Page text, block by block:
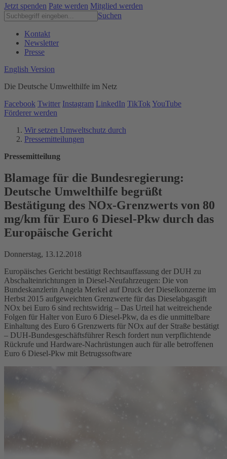
Jetzt spenden Pate werden Mitglied werden
Suchen
Kontakt
Newsletter
Presse
English Version
Die Deutsche Umwelthilfe im Netz
Facebook Twitter Instagram LinkedIn TikTok YouTube
Förderer werden
Wir setzen Umweltschutz durch
Pressemitteilungen
Pressemitteilung
Blamage für die Bundesregierung:
Deutsche Umwelthilfe begrüßt
Bestätigung des NOx-Grenzwerts von 80
mg/km für Euro 6 Diesel-Pkw durch das
Europäische Gericht
Donnerstag, 13.12.2018
Europäisches Gericht bestätigt Rechtsauffassung der DUH zu
Abschalteinrichtungen in Diesel-Neufahrzeugen: Die von
Bundeskanzlerin Angela Merkel auf Druck der Dieselkonzerne im
Herbst 2015 aufgeweichten Grenzwerte für das Dieselabgasgift
NOx bei Euro 6 sind rechtswidrig – Das Urteil hat weitreichende
Folgen für Halter von Euro 6 Diesel-Pkw, da es die unmittelbare
Einhaltung des Euro 6 Grenzwerts für NOx auf der Straße bestätigt
– DUH-Bundesgeschäftsführer Resch fordert nun verpflichtende
Rückrufe und Hardware-Nachrüstungen auch für alle betroffenen
Euro 6 Diesel-Pkw mit Betrugssoftware